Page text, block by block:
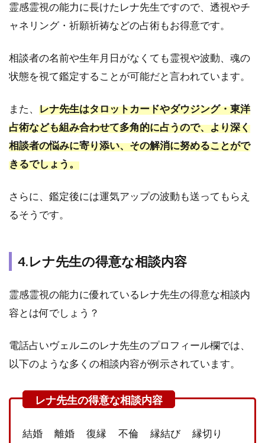
は
ん
人
オ
ス
3.1
1.ま
だ好
人と
復縁
でい
3.2
2.不
差恋
愛な
の未
でい
霊感霊視の能力に長けたレナ先生ですので、透視やチ
ャネリング・祈願祈祷などの占術もお得意です。
相談者の名前や生年月日がなくても霊視や波動、魂の
状態を視て鑑定することが可能だと言われています。
また、 レナ先生はタロットカードやダウジング・東洋
占術なども組み合わせて多角的に占うので、より深く
相談者の悩みに寄り添い、その解消に努めることがで
きるでしょう。
さらに、鑑定後には運気アップの波動も送ってもらえ
るそうです。
4.レナ先生の得意な相談内容
霊感霊視の能力に優れているレナ先生の得意な相談内
容とは何でしょう？
電話占いヴェルニのレナ先生のプロフィール欄では、
以下のような多くの相談内容が例示されています。
結婚 離婚 復縁 不倫 縁結び 縁切り